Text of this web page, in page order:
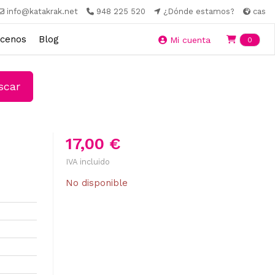
info@katakrak.net 948 225 520 ¿Dónde estamos? cas
Blog Mi cuenta 0
17,00 €
IVA incluido
No disponible